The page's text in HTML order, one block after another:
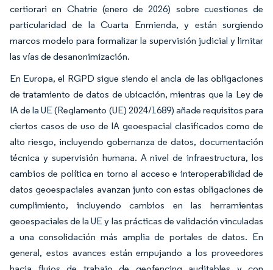
certiorari en Chatrie (enero de 2026) sobre cuestiones de
particularidad de la Cuarta Enmienda, y están surgiendo
marcos modelo para formalizar la supervisión judicial y limitar
las vías de desanonimización.
En Europa, el RGPD sigue siendo el ancla de las obligaciones
de tratamiento de datos de ubicación, mientras que la Ley de
IA de la UE (Reglamento (UE) 2024/1689) añade requisitos para
ciertos casos de uso de IA geoespacial clasificados como de
alto riesgo, incluyendo gobernanza de datos, documentación
técnica y supervisión humana. A nivel de infraestructura, los
cambios de política en torno al acceso e interoperabilidad de
datos geoespaciales avanzan junto con estas obligaciones de
cumplimiento, incluyendo cambios en las herramientas
geoespaciales de la UE y las prácticas de validación vinculadas
a una consolidación más amplia de portales de datos. En
general, estos avances están empujando a los proveedores